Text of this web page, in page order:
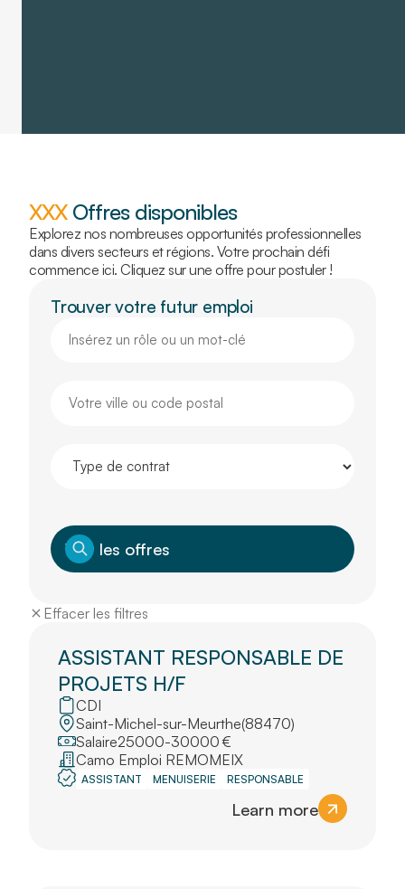
XXXOffres disponibles
Explorez nos nombreuses opportunités professionnelles
dans divers secteurs et régions. Votre prochain défi
commence ici. Cliquez sur une offre pour postuler !
Trouver votre futur emploi
Effacer les filtres
ASSISTANT RESPONSABLE DE
PROJETS H/F
CDI
Saint-Michel-sur-Meurthe(88470)
Salaire25000-30000 €
Camo Emploi REMOMEIX
ASSISTANT MENUISERIE RESPONSABLE
Learn more